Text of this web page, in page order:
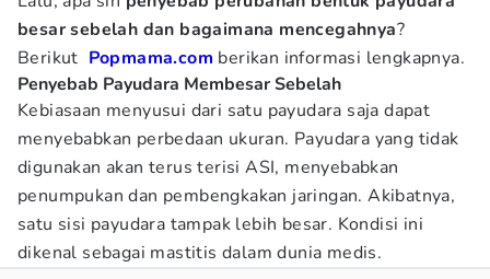
besar sebelah dan bagaimana mencegahnya?
Berikut Popmama.com berikan informasi lengkapnya.
Penyebab Payudara Membesar Sebelah
Kebiasaan menyusui dari satu payudara saja dapat
menyebabkan perbedaan ukuran. Payudara yang tidak
digunakan akan terus terisi ASI, menyebabkan
penumpukan dan pembengkakan jaringan. Akibatnya,
satu sisi payudara tampak lebih besar. Kondisi ini
dikenal sebagai mastitis dalam dunia medis.